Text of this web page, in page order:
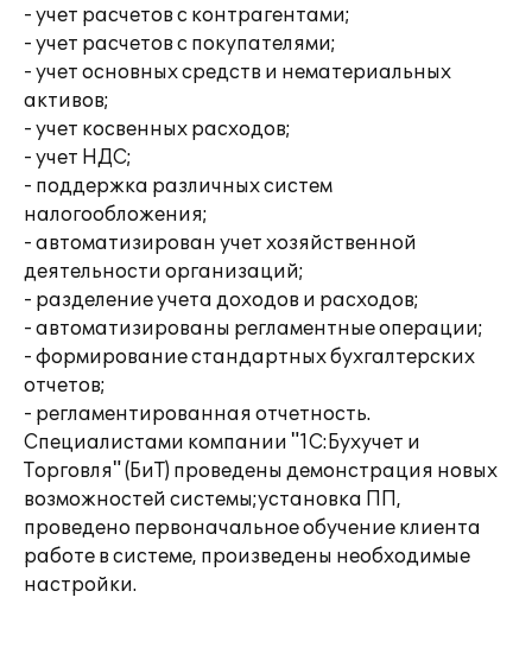
- учет расчетов с контрагентами;
- учет расчетов с покупателями;
- учет основных средств и нематериальных
активов;
- учет косвенных расходов;
- учет НДС;
- поддержка различных систем
налогообложения;
- автоматизирован учет хозяйственной
деятельности организаций;
- разделение учета доходов и расходов;
- автоматизированы регламентные операции;
- формирование стандартных бухгалтерских
отчетов;
- регламентированная отчетность.
Специалистами компании "1С:Бухучет и
Торговля" (БиТ) проведены демонстрация новых
возможностей системы;установка ПП,
проведено первоначальное обучение клиента
работе в системе, произведены необходимые
настройки.